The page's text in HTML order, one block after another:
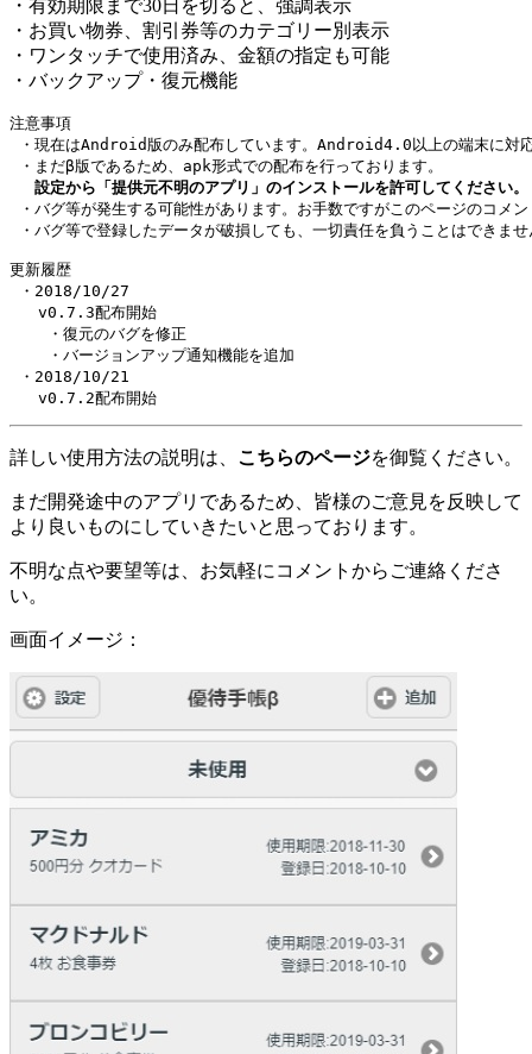
・有効期限まで30日を切ると、強調表示
・お買い物券、割引券等のカテゴリー別表示
・ワンタッチで使用済み、金額の指定も可能
・バックアップ・復元機能
注意事項
・現在はAndroid版のみ配布しています。Android4.0以上の端末に対
設定から「提供元不明のアプリ」のインストールを許可してください。
・バグ等が発生する可能性があります。お手数ですがこのページのコメ
・バグ等で登録したデータが破損しても、一切責任を負うことはできませ
更新履歴
・2018/10/27
   v0.7.3配布開始
    ・復元のバグを修正
    ・バージョンアップ通知機能を追加
・2018/10/21
詳しい使用方法の説明は、 こちらのページを御覧ください。
まだ開発途中のアプリであるため、皆様のご意見を反映して
より良いものにしていきたいと思っております。
不明な点や要望等は、お気軽にコメントからご連絡くださ
い。
画面イメージ：